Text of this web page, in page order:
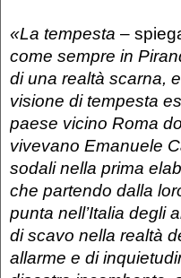
«La tempesta –
come sempre in
di una realtà scarna,
visione di tempesta
paese vicino Roma
vivevano Emanuele
sodali nella prima
che partendo dalla
punta nell’Italia degli
di scavo nella realtà
allarme e di